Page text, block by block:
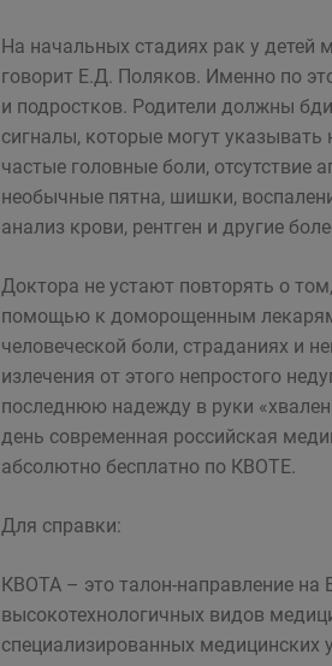
На начальных стадиях рак у детей
говорит Е.Д. Поляков. Именно по
и подростков. Родители должны
сигналы, которые могут
частые головные боли, отсутствие
необычные пятна, шишки,
анализ крови, рентген и другие
Доктора не устают повторять о
помощью к доморощенным
человеческой боли, страданиях и
излечения от этого непростого
последнюю надежду в руки
день современная российская
абсолютно бесплатно по КВОТЕ.
Для справки:
КВОТА – это талон-направление
высокотехнологичных видов
специализированных медицинских